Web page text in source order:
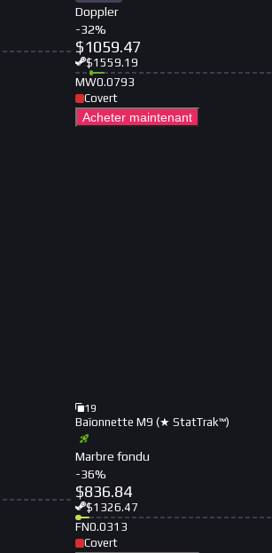
Doppler
-32%
$1059.47
$1559.19
MW0.0793
Covert
Acheter maintenant
19
Baïonnette M9 (★ StatTrak™)
Marbre fondu
-36%
$836.84
$1326.47
FN0.0313
Covert